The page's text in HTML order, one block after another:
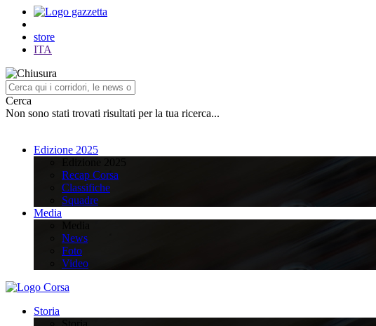
store
ITA
Cerca
Non sono stati trovati risultati per la tua ricerca...
Edizione 2025
Recap Corsa
Classifiche
Squadre
Media
News
Foto
Video
Storia